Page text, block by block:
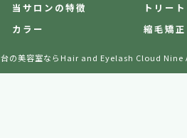
当サロンの特徴
カラー
トリー
縮毛矯正
の美容室ならHair and Eyelash Cloud Nine